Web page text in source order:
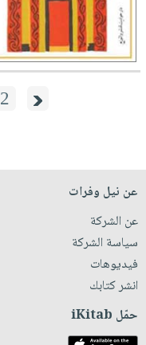
2
عن نيل وفرات
عن الشركة
سياسة الشركة
فيديوهات
انشر كتابك
حمّل iKitab